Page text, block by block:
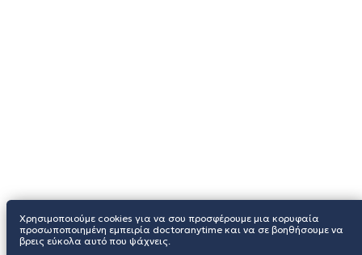
Χρησιμοποιούμε cookies για να σου προσφέρουμε μια κορυφαία
προσωποποιημένη εμπειρία doctoranytime και να σε βοηθήσουμε να
βρεις εύκολα αυτό που ψάχνεις.